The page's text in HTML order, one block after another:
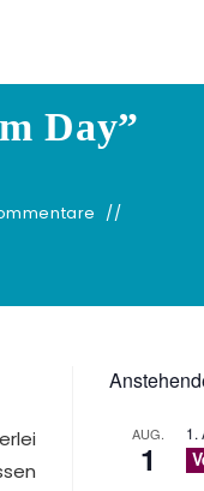
Day”
AUG.
1
1.